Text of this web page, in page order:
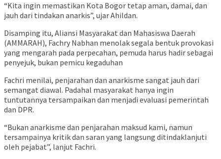
“Kita ingin memastikan Kota Bogor tetap aman, damai, dan
jauh dari tindakan anarkis”, ujar Ahildan.
Disamping itu, Aliansi Masyarakat dan Mahasiswa Daerah
(AMMARAH), Fachry Nabhan menolak segala bentuk provokasi
yang mengarah pada perpecahan, pemuda harus hadir sebagai
penyejuk, bukan pemicu kegaduhan
Fachri menilai, penjarahan dan anarkisme sangat jauh dari
semangat diawal. Padahal masyarakat hanya ingin
tuntutannya tersampaikan dan menjadi evaluasi pemerintah
dan DPR.
“Bukan anarkisme dan penjarahan maksud kami, namun
tersampainya kritik dan saran yang langsung ditindaklanjuti
oleh pejabat”, lanjut Fachri.